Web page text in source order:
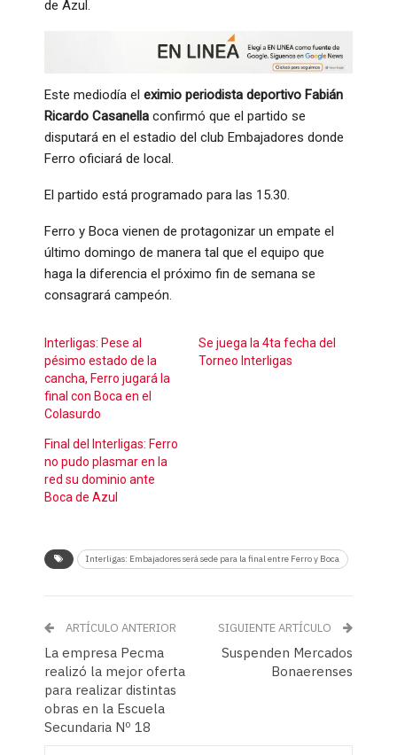
de Azul.
Este mediodía el eximio periodista deportivo Fabián
Ricardo Casanella confirmó que el partido se
disputará en el estadio del club Embajadores donde
Ferro oficiará de local.
El partido está programado para las 15.30.
Ferro y Boca vienen de protagonizar un empate el
último domingo de manera tal que el equipo que
haga la diferencia el próximo fin de semana se
consagrará campeón.
Interligas: Pese al
pésimo estado de la
cancha, Ferro jugará la
final con Boca en el
Colasurdo
Se juega la 4ta fecha del
Torneo Interligas
Final del Interligas: Ferro
no pudo plasmar en la
red su dominio ante
Boca de Azul
Interligas: Embajadores será sede para la final entre Ferro y Boca
ARTÍCULO ANTERIOR
La empresa Pecma
realizó la mejor oferta
para realizar distintas
obras en la Escuela
Secundaria Nº 18
SIGUIENTE ARTÍCULO
Suspenden Mercados
Bonaerenses